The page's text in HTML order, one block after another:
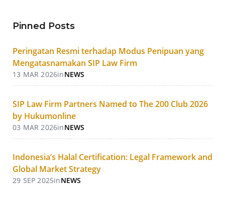
Pinned Posts
Peringatan Resmi terhadap Modus Penipuan yang
Mengatasnamakan SIP Law Firm
13 MAR 2026inNEWS
SIP Law Firm Partners Named to The 200 Club 2026
by Hukumonline
03 MAR 2026inNEWS
Indonesia’s Halal Certification: Legal Framework and
Global Market Strategy
29 SEP 2025inNEWS